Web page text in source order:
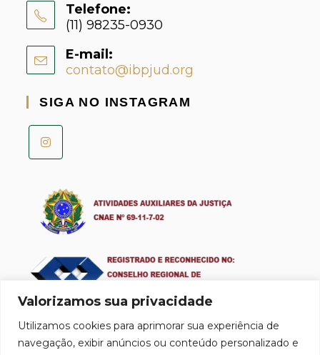
Valorizamos sua privacidade
Utilizamos cookies para aprimorar sua experiência de
navegação, exibir anúncios ou conteúdo personalizado e
Telefone:
(11) 98235-0930
E-mail:
contato@ibpjud.org
SIGA NO INSTAGRAM
Obrigatoriedade do registro CRA para Profissionais e Empresas de
Perícia Judicial e Administração de Empresas Lei 4.769/65.